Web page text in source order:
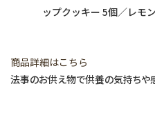
ップクッキー 5個／レモ
商品詳細はこちら
法事のお供え物で供養の気持ちや